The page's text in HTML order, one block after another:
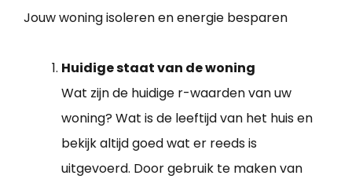
Jouw woning isoleren en energie besparen
Huidige staat van de woning
Wat zijn de huidige r-waarden van uw
woning? Wat is de leeftijd van het huis en
bekijk altijd goed wat er reeds is
uitgevoerd. Door gebruik te maken van